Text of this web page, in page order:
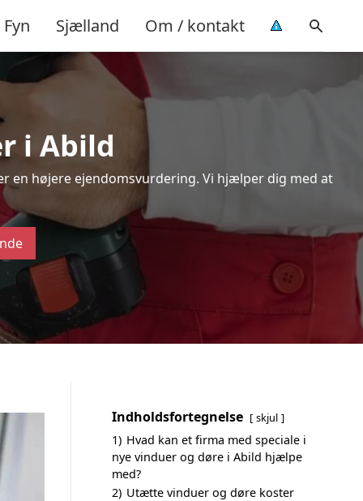
Fyn Sjælland Om / kontakt
i Abild
en højere ejendomsvurdering. Vi hjælper dig med at
Indholdsfortegnelse skjul
1) Hvad kan et firma med speciale i
nye vinduer og døre i Abild hjælpe
med?
2) Utætte vinduer og døre koster